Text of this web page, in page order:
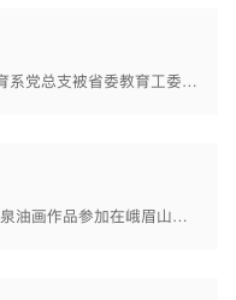
10月23日，学院师范教育系党总支被省委教育工委授予“四川省高等学校优秀服务型党组织”称号（川教工委函（2015）52号）。11月26日上午，学院纪委副书记、纪检监察室主任唐超带领学院25名党员、干部到省法纪教育...
9月22日，学院副教授袁泉油画作品参加在峨眉山当代艺术馆举行的“丹青峨眉——2015 四川省名家美术作品提名展”。 10月23日，学院被中国教育国际交流协会授予“百年世博中国茶文化国际交流基地”。 11月3...